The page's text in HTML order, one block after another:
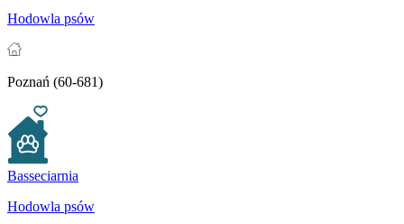
Hodowla psów
Poznań (60-681)
Basseciarnia
Hodowla psów